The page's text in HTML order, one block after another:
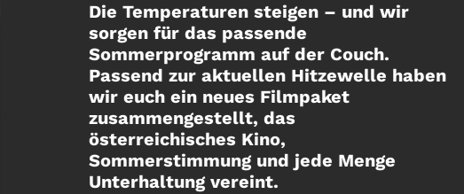
Die Temperaturen steigen – und wir
sorgen für das passende
Sommerprogramm auf der Couch.
Passend zur aktuellen Hitzewelle haben
wir euch ein neues Filmpaket
zusammengestellt, das
österreichisches Kino,
Sommerstimmung und jede Menge
Unterhaltung vereint.